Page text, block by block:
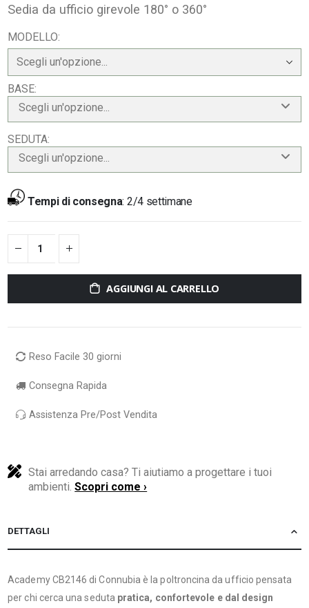
Sedia da ufficio girevole 180° o 360°
MODELLO
BASE
Scegli un'opzione...
SEDUTA
Scegli un'opzione...
Tempi di consegna: 2/4 settimane
AGGIUNGI AL CARRELLO
Reso Facile 30 giorni
Consegna Rapida
Assistenza Pre/Post Vendita
Stai arredando casa? Ti aiutiamo a progettare i tuoi
ambienti.Scopri come ›
DETTAGLI
Academy CB2146 di Connubia è la poltroncina da ufficio pensata
per chi cerca una seduta pratica, confortevole e dal design